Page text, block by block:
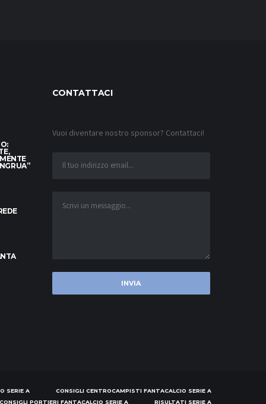
CONTATTACI
Vuoi diventare nostro sponsor? Contattaci!
SERIE A
CONSIGLI CENTROCAMPISTI FANTACALCIO SERIE A
CONSIGLI PORTIERI FANTACALCIO SERIE A RISULTATI SERIE A